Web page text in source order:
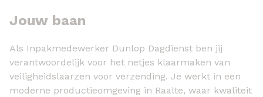
Jouw baan
Als Inpakmedewerker Dunlop Dagdienst ben jij
verantwoordelijk voor het netjes klaarmaken van
veiligheidslaarzen voor verzending. Je werkt in een
moderne productieomgeving in Raalte, waar kwaliteit